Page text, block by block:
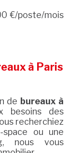
€/poste/mois
à Paris
de bureaux à
besoins des
recherchiez
space ou une
nous vous